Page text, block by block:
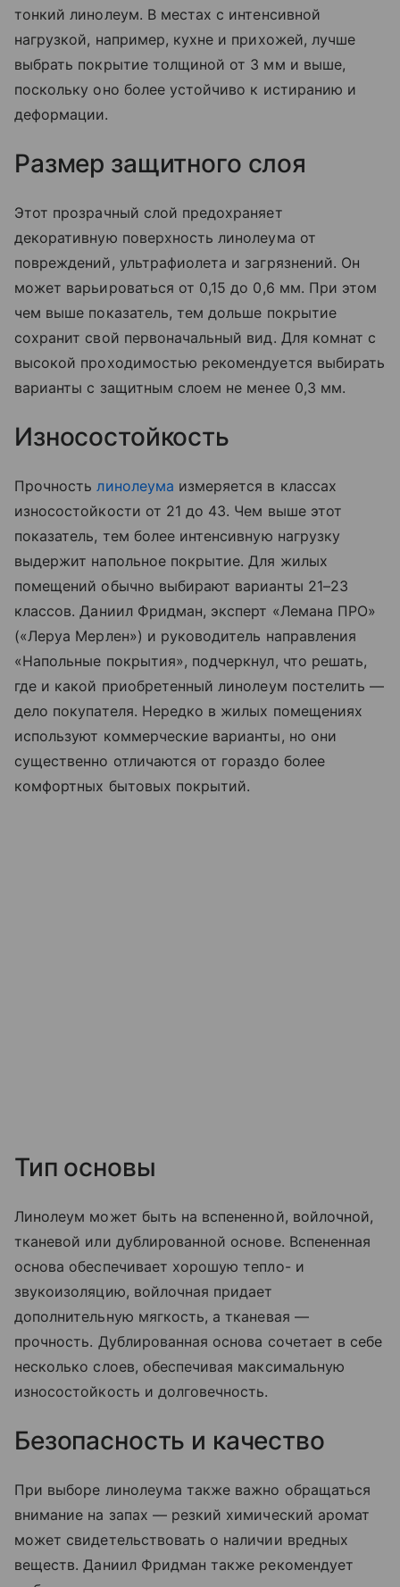
тонкий линолеум. В местах с интенсивной
нагрузкой, например, кухне и прихожей, лучше
выбрать покрытие толщиной от 3 мм и выше,
поскольку оно более устойчиво к истиранию и
деформации.
Размер защитного слоя
Этот прозрачный слой предохраняет
декоративную поверхность линолеума от
повреждений, ультрафиолета и загрязнений. Он
может варьироваться от 0,15 до 0,6 мм. При этом
чем выше показатель, тем дольше покрытие
сохранит свой первоначальный вид. Для комнат с
высокой проходимостью рекомендуется выбирать
варианты с защитным слоем не менее 0,3 мм.
Износостойкость
Прочностьлинолеума измеряется в классах
износостойкости от 21 до 43. Чем выше этот
показатель, тем более интенсивную нагрузку
выдержит напольное покрытие. Для жилых
помещений обычно выбирают варианты 21–23
классов. Даниил Фридман, эксперт «Лемана ПРО»
(«Леруа Мерлен») и руководитель направления
«Напольные покрытия», подчеркнул, что решать,
где и какой приобретенный линолеум постелить —
дело покупателя. Нередко в жилых помещениях
используют коммерческие варианты, но они
существенно отличаются от гораздо более
комфортных бытовых покрытий.
Тип основы
Линолеум может быть на вспененной, войлочной,
тканевой или дублированной основе. Вспененная
основа обеспечивает хорошую тепло- и
звукоизоляцию, войлочная придает
дополнительную мягкость, а тканевая —
прочность. Дублированная основа сочетает в себе
несколько слоев, обеспечивая максимальную
износостойкость и долговечность.
Безопасность и качество
При выборе линолеума также важно обращаться
внимание на запах — резкий химический аромат
может свидетельствовать о наличии вредных
веществ. Даниил Фридман также рекомендует